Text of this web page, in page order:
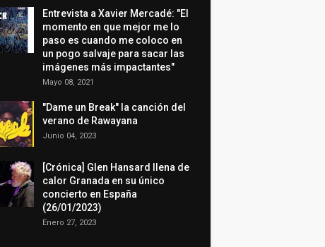
Entrevista a Xavier Mercadé: "El
momento en que mejor me lo
paso es cuando me coloco en
un pogo salvaje para sacar las
imágenes más impactantes"
Mayo 08, 2021
"Dame un Break" la canción del
verano de Rawayana
Junio 04, 2023
[Crónica] Glen Hansard llena de
calor Granada en su único
concierto en España
(26/01/2023)
Enero 27, 2023